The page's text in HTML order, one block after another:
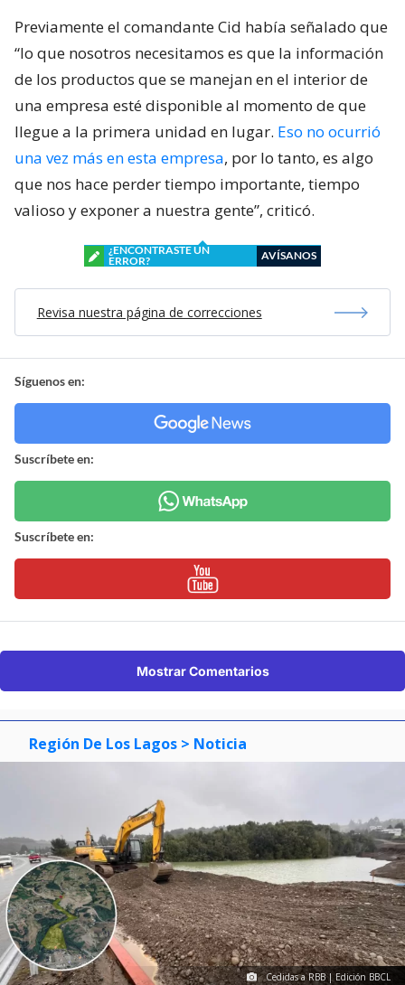
Previamente el comandante Cid había señalado que
“lo que nosotros necesitamos es que la información
de los productos que se manejan en el interior de
una empresa esté disponible al momento de que
llegue a la primera unidad en lugar. Eso no ocurrió
una vez más en esta empresa, por lo tanto, es algo
que nos hace perder tiempo importante, tiempo
valioso y exponer a nuestra gente”, criticó.
¿ENCONTRASTE UN
ERROR?
AVÍSANOS
Revisa nuestra página de correcciones
Síguenos en:
Suscríbete en:
Suscríbete en:
Mostrar Comentarios
Región De Los Lagos > Noticia
Cedidas a RBB | Edición BBCL